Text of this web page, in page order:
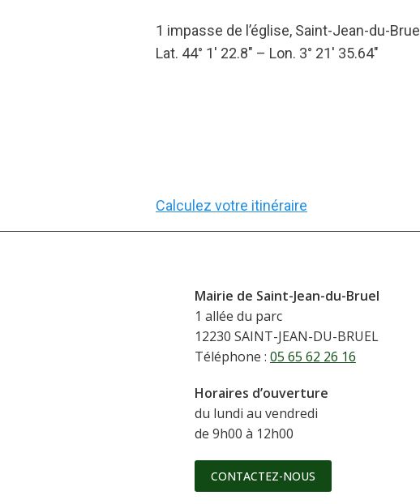
1 impasse de l’église, Saint-Jean-du-Bruel
Lat. 44° 1′ 22.8″ – Lon. 3° 21′ 35.64″
Calculez votre itinéraire
Mairie de Saint-Jean-du-Bruel
1 allée du parc
12230 SAINT-JEAN-DU-BRUEL
Téléphone : 05 65 62 26 16
Horaires d’ouverture
du lundi au vendredi
de 9h00 à 12h00
CONTACTEZ-NOUS